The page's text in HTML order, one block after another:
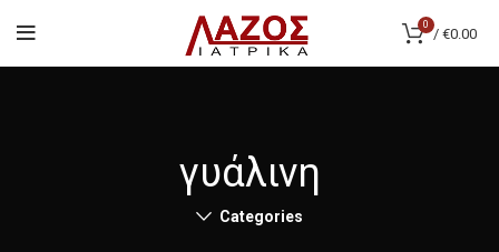
0
/ €0.00
γυάλινη
Categories